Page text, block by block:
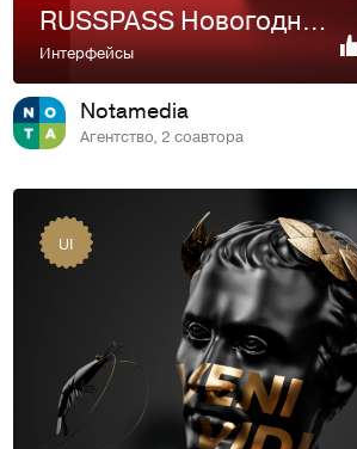
RUSSPASS Новогодняя Москва
Интерфейсы
Notamedia
Агентство, 2 соавтора
UI